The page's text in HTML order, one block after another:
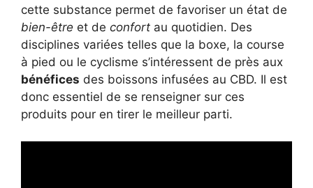
cette substance permet de favoriser un état de
bien-être et de confort au quotidien. Des
disciplines variées telles que la boxe, la course
à pied ou le cyclisme s’intéressent de près aux
bénéfices des boissons infusées au CBD. Il est
donc essentiel de se renseigner sur ces
produits pour en tirer le meilleur parti.